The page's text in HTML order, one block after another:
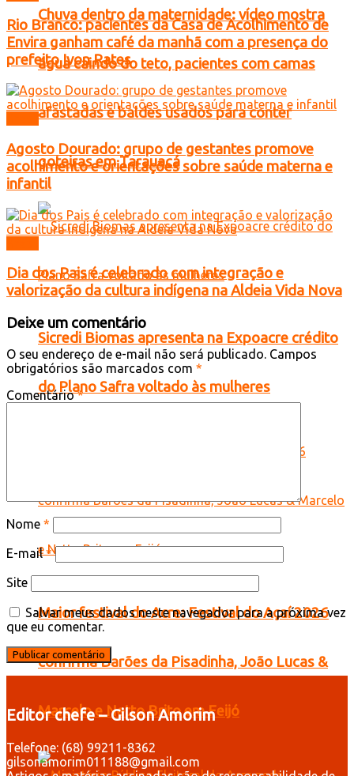
Chuva dentro da maternidade: vídeo mostra
água caindo do teto, pacientes com camas
afastadas e baldes usados para conter
goteiras em Tarauacá
Sicredi Biomas apresenta na Expoacre crédito
do Plano Safra voltado às mulheres
Maior festival do Acre: Festival do Açaí 2026
confirma Barões da Pisadinha, João Lucas &
Marcelo e Netto Brito em Feijó
Rio Branco: pacientes da Casa de Acolhimento de
Envira ganham café da manhã com a presença do
prefeito Ivon Rates
Agosto Dourado: grupo de gestantes promove
acolhimento e orientações sobre saúde materna e
infantil
Dia dos Pais é celebrado com integração e
valorização da cultura indígena na Aldeia Vida Nova
Deixe um comentário
O seu endereço de e-mail não será publicado. Campos
obrigatórios são marcados com *
Comentário*
Nome *
E-mail*
Site
Salvar meus dados neste navegador para a próxima vez
que eu comentar.
Editor chefe – Gilson Amorim
Telefone: (68) 99211-8362
gilsonamorim011188@gmail.com